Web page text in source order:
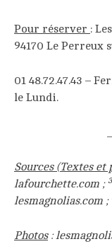
Pour réserver :
94170 Le Perreux
01 48.72.47.43 –
le Lundi.
Sources (Textes et
lafourchette.com ; 3
lesmagnolias.com ;
Photos: